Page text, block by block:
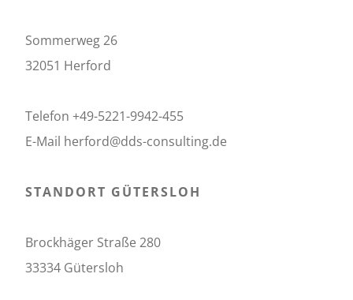
Sommerweg 26
32051 Herford
Telefon +49-5221-9942-455
E-Mail herford@dds-consulting.de
STANDORT GÜTERSLOH
Brockhäger Straße 280
33334 Gütersloh